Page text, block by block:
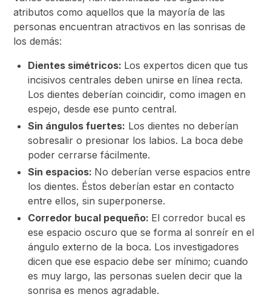
atributos como aquellos que la mayoría de las
personas encuentran atractivos en las sonrisas de
los demás:
Dientes simétricos: Los expertos dicen que tus
incisivos centrales deben unirse en línea recta.
Los dientes deberían coincidir, como imagen en
espejo, desde ese punto central.
Sin ángulos fuertes: Los dientes no deberían
sobresalir o presionar los labios. La boca debe
poder cerrarse fácilmente.
Sin espacios: No deberían verse espacios entre
los dientes. Éstos deberían estar en contacto
entre ellos, sin superponerse.
Corredor bucal pequeño: El corredor bucal es
ese espacio oscuro que se forma al sonreír en el
ángulo externo de la boca. Los investigadores
dicen que ese espacio debe ser mínimo; cuando
es muy largo, las personas suelen decir que la
sonrisa es menos agradable.